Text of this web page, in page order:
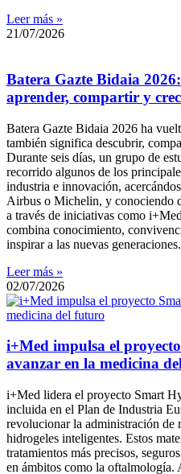
Leer más »
21/07/2026
Batera Gazte Bidaia
aprender, compartir y
Batera Gazte Bidaia 2026 ha
también significa descubrir,
Durante seis días, un grupo de
recorrido algunos de los
industria e innovación,
Airbus o Michelin, y conociendo
a través de iniciativas como
combina conocimiento,
inspirar a las nuevas generaciones.
Leer más »
02/07/2026
i+Med impulsa el
avanzar en la medicina
i+Med lidera el proyecto Smart
incluida en el Plan de Industria
revolucionar la administración de
hidrogeles inteligentes. Estos
tratamientos más precisos,
en ámbitos como la oftalmología.